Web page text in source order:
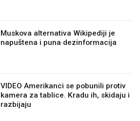
Muskova alternativa Wikipediji je
napuštena i puna dezinformacija
VIDEO Amerikanci se pobunili protiv
kamera za tablice. Kradu ih, skidaju i
razbijaju